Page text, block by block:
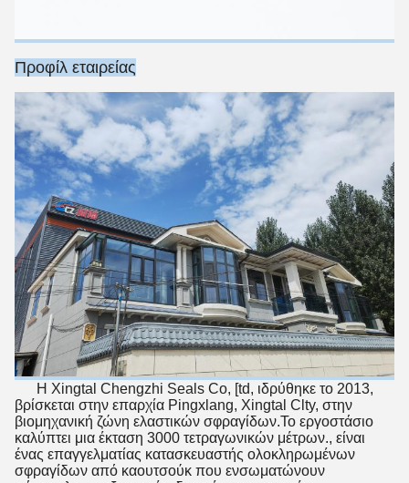
Προφίλ εταιρείας
Η Xingtal Chengzhi Seals Co, [td, ιδρύθηκε το 2013,
βρίσκεται στην επαρχία Pingxlang, Xingtal Clty, στην
βιομηχανική ζώνη ελαστικών σφραγίδων.Το εργοστάσιο
καλύπτει μια έκταση 3000 τετραγωνικών μέτρων., είναι
ένας επαγγελματίας κατασκευαστής ολοκληρωμένων
σφραγίδων από καουτσούκ που ενσωματώνουν